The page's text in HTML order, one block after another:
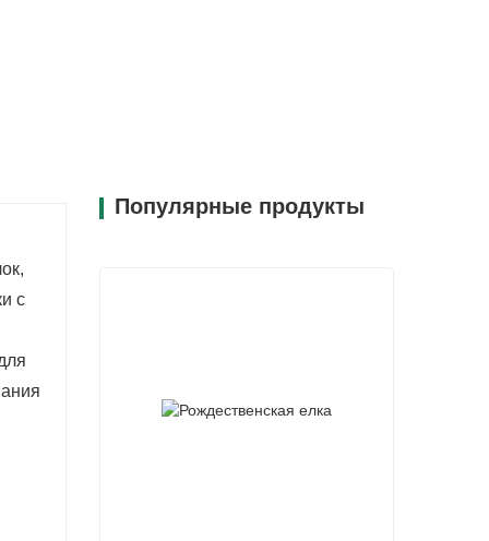
с
Популярные продукты